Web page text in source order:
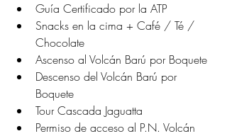
Guía Certificado por la ATP
Snacks en la cima + Café / Té /
Chocolate
Ascenso al Volcán Barú por Boquete
Descenso del Volcán Barú por
Boquete
Tour Cascada Jaguatta
Permiso de acceso al P.N. Volcán